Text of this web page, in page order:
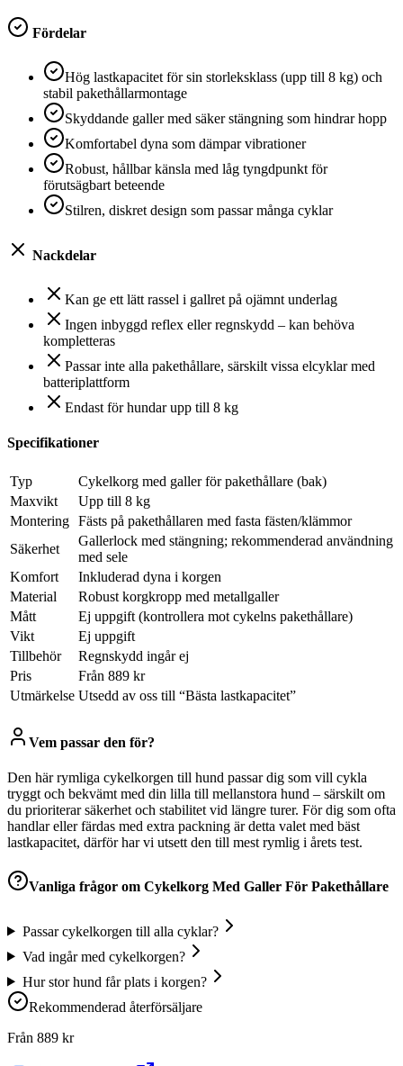
Fördelar
Hög lastkapacitet för sin storleksklass (upp till 8 kg) och
stabil pakethållarmontage
Skyddande galler med säker stängning som hindrar hopp
Komfortabel dyna som dämpar vibrationer
Robust, hållbar känsla med låg tyngdpunkt för
förutsägbart beteende
Stilren, diskret design som passar många cyklar
Nackdelar
Kan ge ett lätt rassel i gallret på ojämnt underlag
Ingen inbyggd reflex eller regnskydd – kan behöva
kompletteras
Passar inte alla pakethållare, särskilt vissa elcyklar med
batteriplattform
Endast för hundar upp till 8 kg
Specifikationer
Typ
Cykelkorg med galler för pakethållare (bak)
Maxvikt
Upp till 8 kg
Montering Fästs på pakethållaren med fasta fästen/klämmor
Säkerhet
Gallerlock med stängning; rekommenderad användning
med sele
Komfort
Inkluderad dyna i korgen
Material
Robust korgkropp med metallgaller
Mått
Ej uppgift (kontrollera mot cykelns pakethållare)
Vikt
Ej uppgift
Tillbehör
Regnskydd ingår ej
Pris
Från 889 kr
Utmärkelse Utsedd av oss till “Bästa lastkapacitet”
Vem passar den för?
Den här rymliga cykelkorgen till hund passar dig som vill cykla
tryggt och bekvämt med din lilla till mellanstora hund – särskilt om
du prioriterar säkerhet och stabilitet vid längre turer. För dig som ofta
handlar eller färdas med extra packning är detta valet med bäst
lastkapacitet, därför har vi utsett den till mest rymlig i årets test.
Vanliga frågor om Cykelkorg Med Galler För Pakethållare
Passar cykelkorgen till alla cyklar?
Vad ingår med cykelkorgen?
Hur stor hund får plats i korgen?
Rekommenderad återförsäljare
Från 889 kr